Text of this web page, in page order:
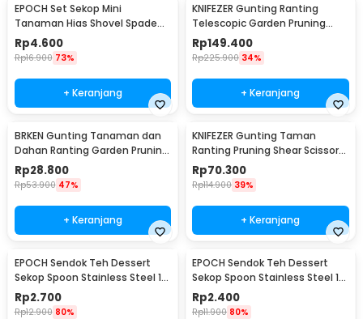
EPOCH Set Sekop Mini
Tanaman Hias Shovel Spade
Gardening Tools 3 PCS -
LXY549
Rp4.600
Rp16.900 73%
+ Keranjang
KNIFEZER Gunting Ranting
Telescopic Garden Pruning
Shear Scissors - 2026
Rp149.400
Rp225.900 34%
+ Keranjang
BRKEN Gunting Tanaman dan
Dahan Ranting Garden Pruning
Shears Scissors - XH-Y
Rp28.800
Rp53.900 47%
+ Keranjang
KNIFEZER Gunting Taman
Ranting Pruning Shear Scissors
20mm - 1025
Rp70.300
Rp114.900 39%
+ Keranjang
EPOCH Sendok Teh Dessert
Sekop Spoon Stainless Steel 1
PCS Square - LXY550
Rp2.700
Rp12.900 80%
EPOCH Sendok Teh Dessert
Sekop Spoon Stainless Steel 1
PCS Round - LXY550
Rp2.400
Rp11.900 80%